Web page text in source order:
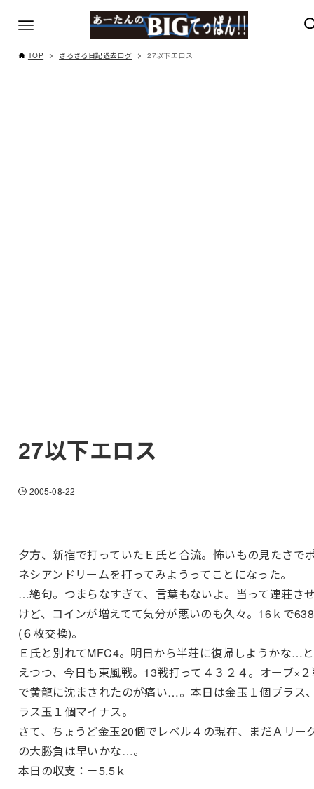
TOP さるさる日記過去ログ 27以下エロス
27以下エロス
2005-08-22
夕方、新宿で打っていたＥ氏と合流。怖いもの見たさで
ネシアンドリームを打ってみようってことになった。
…絶句。つまらなすぎて、言葉もないよ。当って連荘さ
けど、コインが増えてて気分が悪いのも久々。16ｋで
(６枚交換)。
Ｅ氏と別れてMFC4。明日から半荘に復帰しようかな…
えつつ、今日も東風戦。13戦打って４３２４。オーブ×
で黄龍に沈まされたのが痛い…。本日は金玉１個プラス
ラス玉１個マイナス。
さて、ちょうど金玉20個でレベル４の現在、まだＡリー
の大勝負は早いかな…。
本日の収支：－5.5ｋ